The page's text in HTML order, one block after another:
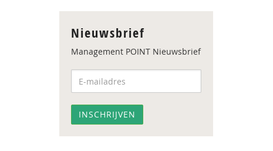
Nieuwsbrief
Management POINT Nieuwsbrief